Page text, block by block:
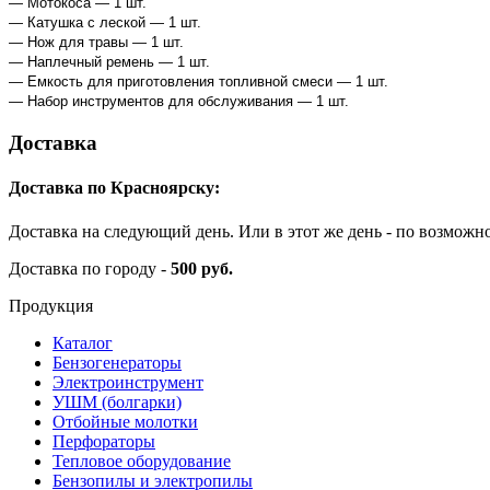
— Катушка с леской — 1 шт.
— Нож для травы — 1 шт.
— Наплечный ремень — 1 шт.
— Емкость для приготовления топливной смеси — 1 шт.
— Набор инструментов для обслуживания — 1 шт.
Доставка
Доставка по Красноярску:
Доставка на следующий день. Или в этот же день - по
Доставка по городу - 500 руб.
Продукция
Каталог
Бензогенераторы
Электроинструмент
УШМ (болгарки)
Отбойные молотки
Перфораторы
Тепловое оборудование
Бензопилы и электропилы